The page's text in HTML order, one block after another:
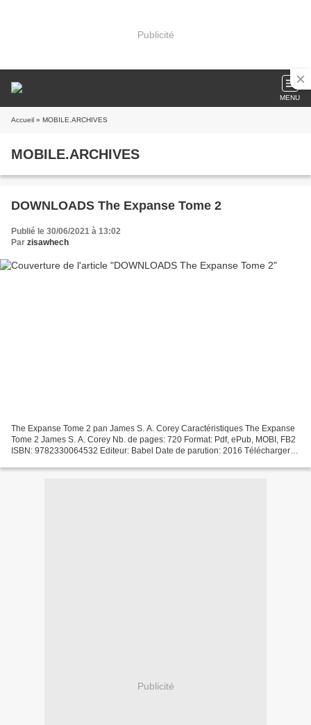
Publicité
MENU
Accueil » MOBILE.ARCHIVES
MOBILE.ARCHIVES
DOWNLOADS The Expanse Tome 2
Publié le 30/06/2021 à 13:02
Par zisawhech
The Expanse Tome 2 pan James S. A. Corey Caractéristiques The Expanse
Tome 2 James S. A. Corey Nb. de pages: 720 Format: Pdf, ePub, MOBI, FB2
ISBN: 9782330064532 Editeur: Babel Date de parution: 2016 Télécharger
Publicité